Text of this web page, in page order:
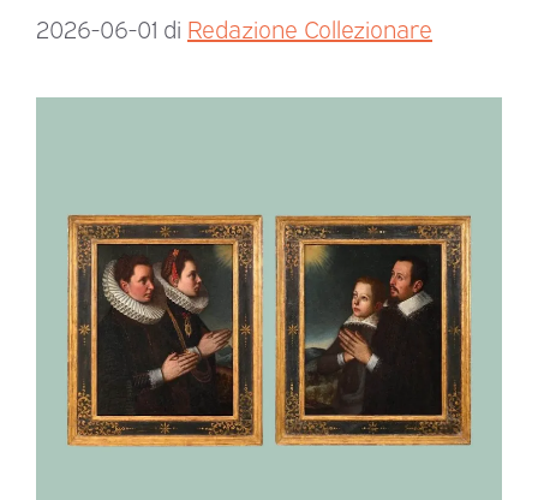
2026-06-01 di Redazione Collezionare